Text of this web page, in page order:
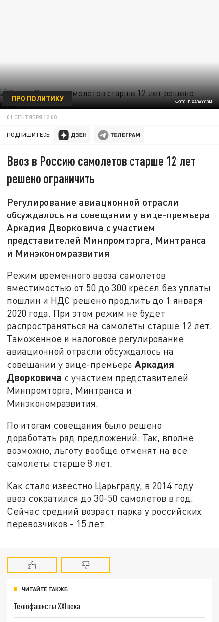
ФОТО: PIXABAY.COM
ПРО ПОЛИТИКУ
01 СЕНТЯБРЯ 12:08
ПОДПИШИТЕСЬ:
Ввоз в Россию самолетов старше 12 лет
решено ограничить
Регулирование авиационной отрасли
обсуждалось на совещании у вице-премьера
Аркадия Дворковича с участием
представителей Минпромторга, Минтранса
и Минэкономразвития
Режим временного ввоза самолетов
вместимостью от 50 до 300 кресел без уплаты
пошлин и НДС решено продлить до 1 января
2020 года. При этом режим не будет
распространяться на самолеты старше 12 лет.
Таможенное и налоговое регулирование
авиационной отрасли обсуждалось на
совещании у вице-премьераАркадия
Дворковича с участием представителей
Минпромторга, Минтранса и
Минэкономразвития.
По итогам совещания было решено
доработать ряд предложений. Так, вполне
возможно, льготу вообще отменят на все
самолеты старше 8 лет.
Как стало известно Царьграду, в 2014 году
ввоз сократился до 30-50 самолетов в год.
Сейчас средний возраст парка у российских
перевозчиков - 15 лет.
ЧИТАЙТЕ ТАКЖЕ:
Технофашисты XXI века